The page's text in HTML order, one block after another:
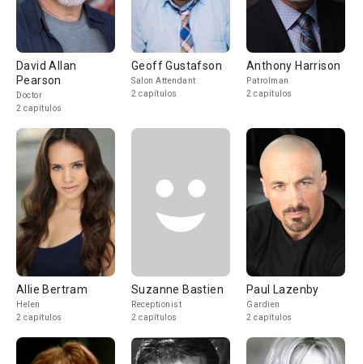
David Allan
Pearson
Doctor
2 capítulos
Geoff Gustafson
Salon Attendant
2 capítulos
Anthony Harrison
Patrolman
2 capítulos
Allie Bertram
Helen
2 capítulos
Suzanne Bastien
Receptionist
2 capítulos
Paul Lazenby
Gardien
2 capítulos